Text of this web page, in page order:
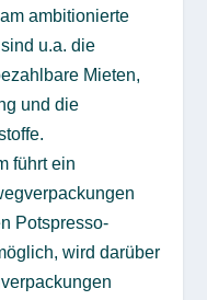
ambitionierte
u.a. die
Mieten,
und die
führt ein
Potspresso-
wird darüber